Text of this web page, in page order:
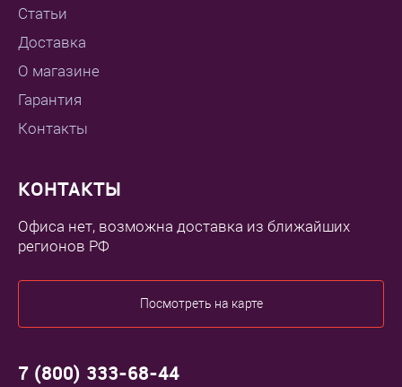
Статьи
Доставка
О магазине
Гарантия
Контакты
КОНТАКТЫ
Офиса нет, возможна доставка из ближайших
регионов РФ
Посмотреть на карте
7 (800) 333-68-44